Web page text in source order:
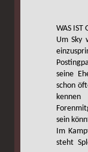
WAS IST
Um Sky
seine
schon
sein
Im
steht